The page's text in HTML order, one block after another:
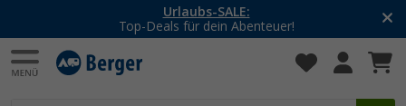
Urlaubs-SALE:
Top-Deals für dein Abenteuer!